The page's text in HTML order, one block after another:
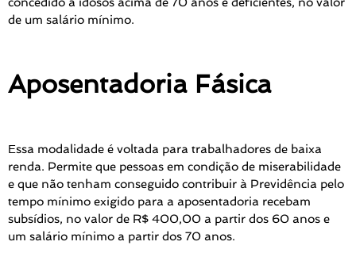
de um salário mínimo.
Aposentadoria Fásica
Essa modalidade é voltada para trabalhadores de baixa
renda. Permite que pessoas em condição de miserabilidade
e que não tenham conseguido contribuir à Previdência pelo
tempo mínimo exigido para a aposentadoria recebam
subsídios, no valor de R$ 400,00 a partir dos 60 anos e
um salário mínimo a partir dos 70 anos.